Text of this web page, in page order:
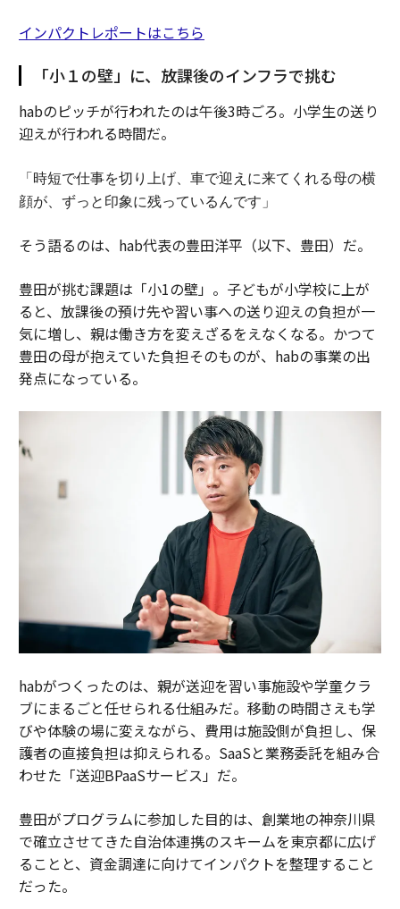
インパクトレポートはこちら
「小１の壁」に、放課後のインフラで挑む
habのピッチが行われたのは午後3時ごろ。小学生の送り
迎えが行われる時間だ。
「時短で仕事を切り上げ、車で迎えに来てくれる母の横
顔が、ずっと印象に残っているんです」
そう語るのは、hab代表の豊田洋平（以下、豊田）だ。
豊田が挑む課題は「小1の壁」。子どもが小学校に上が
ると、放課後の預け先や習い事への送り迎えの負担が一
気に増し、親は働き方を変えざるをえなくなる。かつて
豊田の母が抱えていた負担そのものが、habの事業の出
発点になっている。
habがつくったのは、親が送迎を習い事施設や学童クラ
ブにまるごと任せられる仕組みだ。移動の時間さえも学
びや体験の場に変えながら、費用は施設側が負担し、保
護者の直接負担は抑えられる。SaaSと業務委託を組み合
わせた「送迎BPaaSサービス」だ。
豊田がプログラムに参加した目的は、創業地の神奈川県
で確立させてきた自治体連携のスキームを東京都に広げ
ることと、資金調達に向けてインパクトを整理すること
だった。